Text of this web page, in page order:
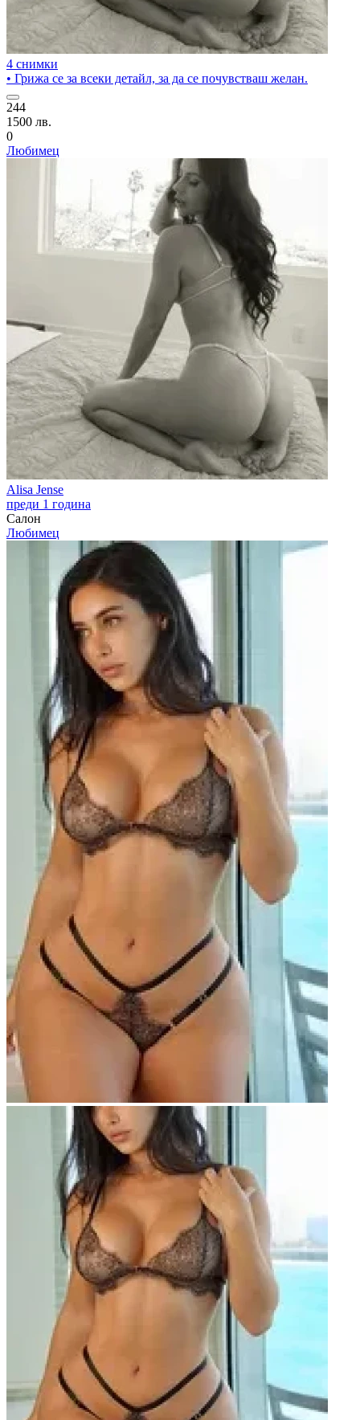
4 снимки
• Грижа се за всеки детайл, за да се почувстваш желан.
244
1500 лв.
0
Любимец
Alisa Jense
преди 1 година
Салон
Любимец